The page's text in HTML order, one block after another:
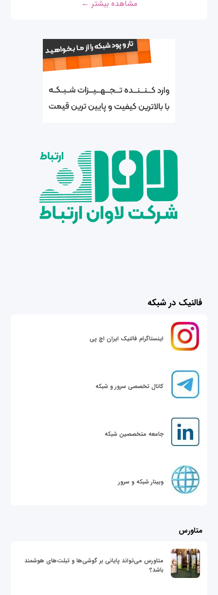
مشاهده بیشتر ←
فالنیک در شبکه
اینستاگرام فالنیک ایران اچ پی
کانال تخصصی سرور و شبکه
جامعه متخصصین شبکه
وبینار شبکه و سرور
متاورس
متاورس می‌تواند پایانی بر گوشی‌ها و تبلت‌های هوشمند
باشد؟